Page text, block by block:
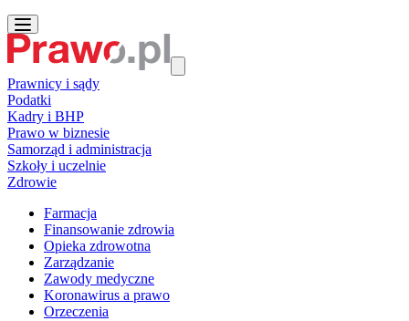
Prawnicy i sądy
Podatki
Kadry i BHP
Prawo w biznesie
Samorząd i administracja
Szkoły i uczelnie
Zdrowie
Farmacja
Finansowanie zdrowia
Opieka zdrowotna
Zarządzanie
Zawody medyczne
Koronawirus a prawo
Orzeczenia